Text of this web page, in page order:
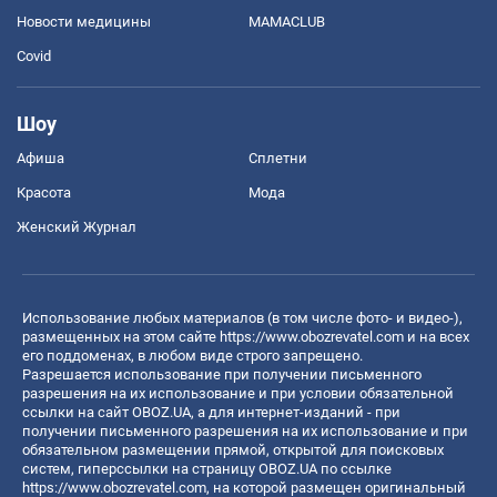
Новости медицины MAMACLUB
Covid
Шоу
Афиша Сплетни
Красота Мода
Женский Журнал
Использование любых материалов (в том числе фото- и видео-),
размещенных на этом сайте https://www.obozrevatel.com и на всех
его поддоменах, в любом виде строго запрещено.
Разрешается использование при получении письменного
разрешения на их использование и при условии обязательной
ссылки на сайт OBOZ.UA, а для интернет-изданий - при
получении письменного разрешения на их использование и при
обязательном размещении прямой, открытой для поисковых
систем, гиперссылки на страницу OBOZ.UA по ссылке
https://www.obozrevatel.com, на которой размещен оригинальный